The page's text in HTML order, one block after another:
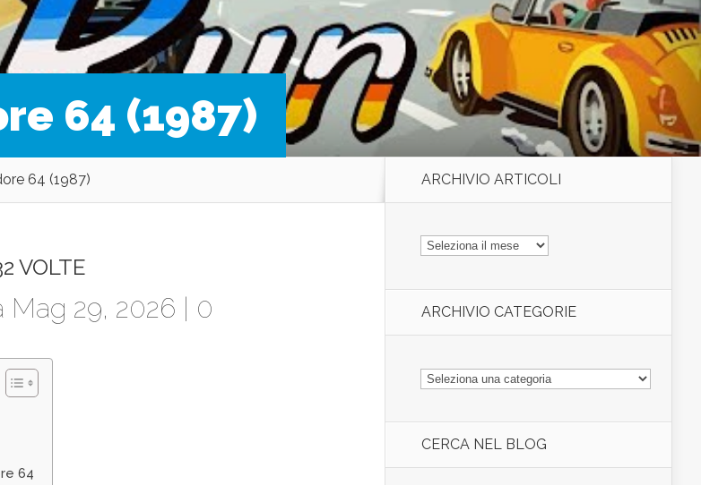
64 (1987)
64 (1987)
VOLTE
Mag 29, 2026 | 0
64
ARCHIVIO ARTICOLI
ARCHIVIO
ARTICOLI
ARCHIVIO CATEGORIE
ARCHIVIO
CATEGORIE
CERCA NEL BLOG